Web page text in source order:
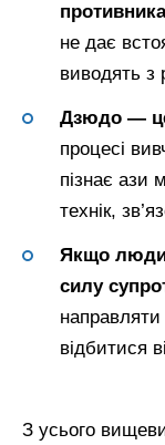
не дає
виводять з
Дзюдо —
процесі
пізнає ази
технік,
Якщо
силу
направляти
відбитися
З усього